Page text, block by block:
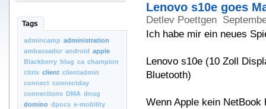
Tags
admincamp administration
ambassador android apple
Blackberry blug ca champion
citrix client clientadmin
connect connectday
connections DMA dnug
domino dpocs e-mobility
Lenovo s10e goes
Detlev Poettgen
Ich habe mir ein neues
Lenovo s10e (10 Zoll
Bluetooth)
Wenn Apple kein